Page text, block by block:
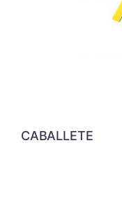
CABALLETE